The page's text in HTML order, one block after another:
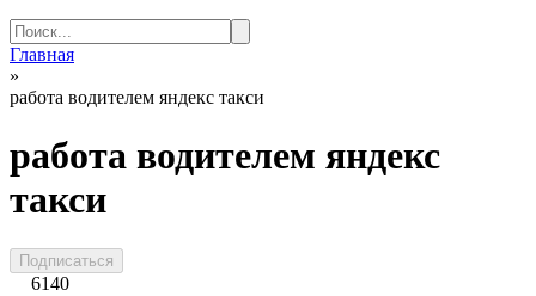
Search
for:
Главная
»
работа водителем яндекс такси
работа водителем яндекс
такси
Подписаться
6140